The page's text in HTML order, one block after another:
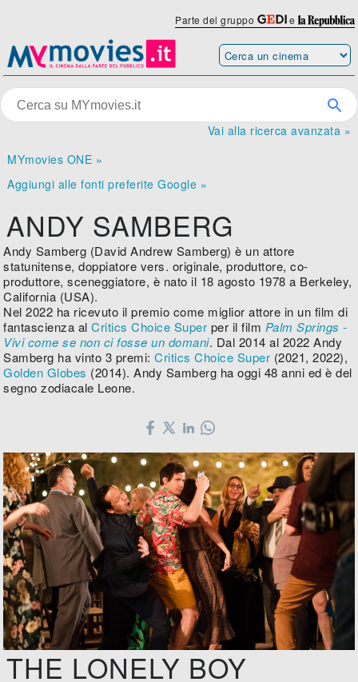
Parte del gruppo e
Vai alla ricerca avanzata »
MYmovies ONE »
Aggiungi alle fonti preferite Google »
ANDY SAMBERG
Andy Samberg (David Andrew Samberg) è un attore
statunitense, doppiatore vers. originale, produttore, co-
produttore, sceneggiatore, è nato il 18 agosto 1978 a Berkeley,
California (USA).
Nel 2022 ha ricevuto il premio come miglior attore in un film di
fantascienza alCritics Choice Super per il film Palm Springs -
Vivi come se non ci fosse un domani. Dal 2014 al 2022 Andy
Samberg ha vinto 3 premi:Critics Choice Super (2021, 2022),
Golden Globes (2014). Andy Samberg ha oggi 48 anni ed è del
segno zodiacale Leone.
THE LONELY BOY